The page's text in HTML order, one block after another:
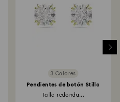
3 Colores
Pendientes de botón Stilla
Talla redonda...